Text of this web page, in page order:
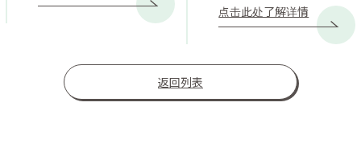
点击此处了解详情
返回列表